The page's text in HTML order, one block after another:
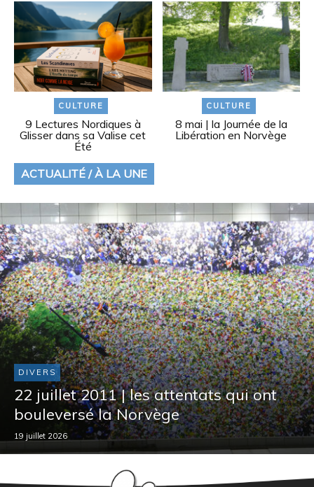
CULTURE
9 Lectures Nordiques à
Glisser dans sa Valise cet
Été
CULTURE
8 mai | la Journée de la
Libération en Norvège
ACTUALITÉ / À LA UNE
DIVERS
22 juillet 2011 | les attentats qui ont
bouleversé la Norvège
19 juillet 2026